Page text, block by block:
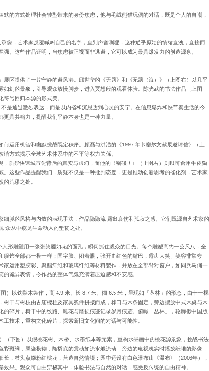
的方式处理社会转型带来的身份焦虑，他与毛绒熊猫玩偶的对话，既是个人的自嘲，
像，艺术家反覆喊叫自己的名字，直到声音嘶哑，这种近乎原始的情绪宣洩，直接而
。这些作品证明，当焦虑被正视而非逃避，它可以成为最具爆发力的创造源泉。
展区提供了一片宁静的避风港。邱世华的《无题》和《无题（海）》（上图右）以几乎
如幻的景象，引导观众放慢脚步，进入冥想般的观看体验。陈光武的书法作品（上图
号回归本源的形式美。
是通过激烈表达，而是以内省和沉思达到心灵的安宁。在信息爆炸和快节奏生活的今
具共鸣力，提醒我们平静本身也是一种力量。
何运用机智和幽默挑战既定秩序。颜磊与洪浩的《1997 年卡塞尔文献展邀请信》（上
方式揭示全球艺术体系中的不平等权力关係。
，质疑快速城市化背后的真实与虚幻，而他的《别碰！》（上图右）则以可食用牛皮狗
。这些作品提醒我们，质疑不仅是一种批判态度，更是推动创新思考的催化剂，艺术家
的荒谬之处。
细腻的风格与内敛的表现手法，作品隐隐流 露出哀伤和孤寂之感。它们既源自艺术家的
众从中窥见生命动人的坚韧之处。
形雕塑用一张张笑靥如花的面孔，瞬间抓住观众的目光。每个雕塑高约一公尺八，全
服饰全部都一模一样；国字脸、闭着眼，张开血红色的嘴巴，露齿大笑、笑容非常夸
家运用塑胶彩、聚酯纤维和玻璃纤维等材料製作，并放在全部背对窗户，如同兵马俑一
诡异表情，令作品的整体气氛充满着压迫感和不安感。
）以铁梨木製作，高 4.9 米、长 8.7 米、阔 6.5 米，呈现如「丛林」的形态，由十一棵
树干与树枝由古庙樑柱及家具残件拼接而成，榫口与木条固定，旁边摆放中式木桌与木
的碎片，树干中的纹路、雕花与磨损痕迹记录岁月痕迹。俯瞰「丛林」，轮廓似中国版
技术，重构文化碎片，探索新旧文化间的对话与可能性。
（下图）以假桃花树、木桥、水墨纸本等元素，重构水墨画中的桃花源景象，挑战书法
斑斓，墨迹模糊，随桥底的震动如流水般流动，旁边的电视机实时播放纸堆的影像，
，枝头点缀粉红桃花，营造自然情境；园中还设有白色瀑布山《瀑布》（2003年），
效果。观众可自由穿梭其中，体验书法与自然的对话，感受反传统的自由精神。